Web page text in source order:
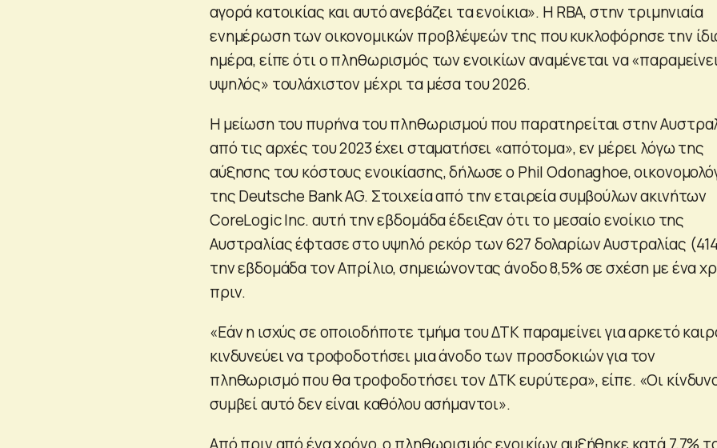
αγορά κατοικίας και αυτό ανεβάζει τα ενοίκια». Η RBA, στην τριμηνιαία
ενημέρωση των οικονομικών προβλέψεών της που κυκλοφόρησε την
ημέρα, είπε ότι ο πληθωρισμός των ενοικίων αναμένεται να
υψηλός» τουλάχιστον μέχρι τα μέσα του 2026.
Η μείωση του πυρήνα του πληθωρισμού που παρατηρείται στην
από τις αρχές του 2023 έχει σταματήσει «απότομα», εν μέρει λόγω της
αύξησης του κόστους ενοικίασης, δήλωσε ο Phil Odonaghoe,
της Deutsche Bank AG. Στοιχεία από την εταιρεία συμβούλων ακινήτων
CoreLogic Inc. αυτή την εβδομάδα έδειξαν ότι το μεσαίο ενοίκιο της
Αυστραλίας έφτασε στο υψηλό ρεκόρ των 627 δολαρίων Αυστραλίας
την εβδομάδα τον Απρίλιο, σημειώνοντας άνοδο 8,5% σε σχέση με ένα
πριν.
«Εάν η ισχύς σε οποιοδήποτε τμήμα του ΔΤΚ παραμείνει για αρκετό
κινδυνεύει να τροφοδοτήσει μια άνοδο των προσδοκιών για τον
πληθωρισμό που θα τροφοδοτήσει τον ΔΤΚ ευρύτερα», είπε. «Οι
συμβεί αυτό δεν είναι καθόλου ασήμαντοι».
Από πριν από ένα χρόνο, ο πληθωρισμός ενοικίων αυξήθηκε κατά 7,7%